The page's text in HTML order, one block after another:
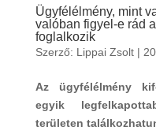
Ügyfélélmény, mint
valóban figyel-e rád
foglalkozik
Szerző: Lippai Zsolt|
Az ügyfélélmény
egyik
területen